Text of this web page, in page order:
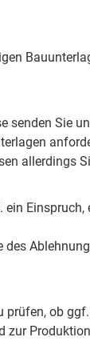
allerdings
ob